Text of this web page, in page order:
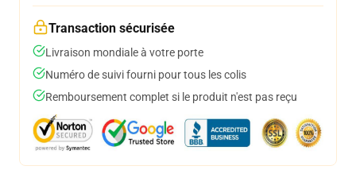
Transaction sécurisée
Livraison mondiale à votre porte
Numéro de suivi fourni pour tous les colis
Remboursement complet si le produit n'est pas reçu